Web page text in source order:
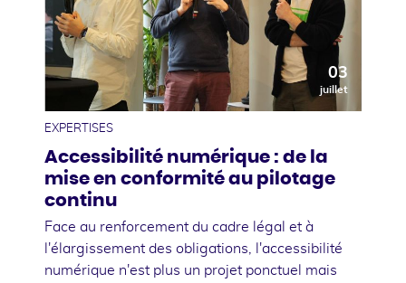
03
juillet
EXPERTISES
Accessibilité numérique : de la
mise en conformité au pilotage
continu
Face au renforcement du cadre légal et à
l'élargissement des obligations, l'accessibilité
numérique n'est plus un projet ponctuel mais